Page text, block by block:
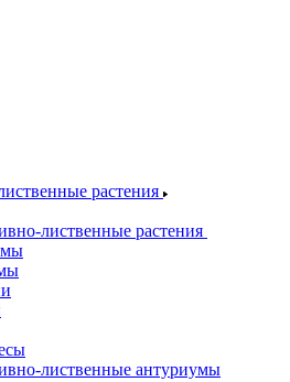
растения
лиственные растения
лиственные антуриумы